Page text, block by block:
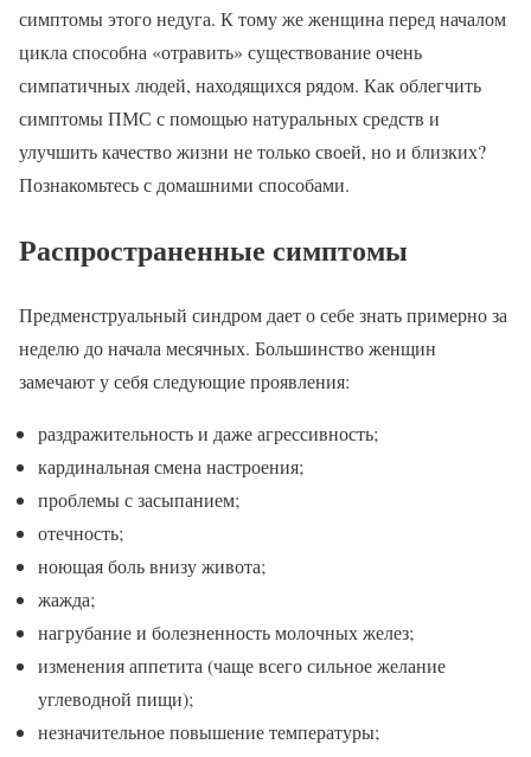
симптомы этого недуга. К тому же женщина перед началом
цикла способна «отравить» существование очень
симпатичных людей, находящихся рядом. Как облегчить
симптомы ПМС с помощью натуральных средств и
улучшить качество жизни не только своей, но и близких?
Познакомьтесь с домашними способами.
Распространенные симптомы
Предменструальный синдром дает о себе знать примерно за
неделю до начала месячных. Большинство женщин
замечают у себя следующие проявления:
раздражительность и даже агрессивность;
кардинальная смена настроения;
проблемы с засыпанием;
отечность;
ноющая боль внизу живота;
жажда;
нагрубание и болезненность молочных желез;
изменения аппетита (чаще всего сильное желание
углеводной пищи);
незначительное повышение температуры;